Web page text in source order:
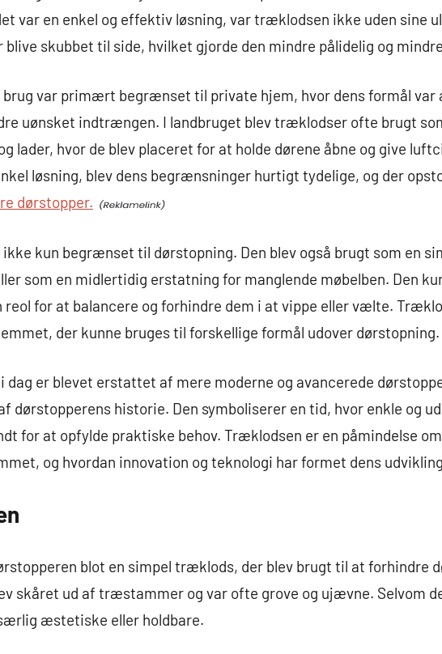
var en enkel og effektiv løsning, var træklodsen ikke uden sine
skubbet til side, hvilket gjorde den mindre pålidelig og
var primært begrænset til private hjem, hvor dens formål var
uønsket indtrængen. I landbruget blev træklodser ofte brugt
lader, hvor de blev placeret for at holde dørene åbne og give
løsning, blev dens begrænsninger hurtigt tydelige, og der
dørstopper.
kun begrænset til dørstopning. Den blev også brugt som en
som en midlertidig erstatning for manglende møbelben. Den
reol for at balancere og forhindre dem i at vippe eller vælte.
der kunne bruges til forskellige formål udover dørstopning.
er blevet erstattet af mere moderne og avancerede
dørstopperens historie. Den symboliserer en tid, hvor enkle og
for at opfylde praktiske behov. Træklodsen er en påmindelse
og hvordan innovation og teknologi har formet dens
blot en simpel træklods, der blev brugt til at forhindre
skåret ud af træstammer og var ofte grove og ujævne. Selvom
æstetiske eller holdbare.